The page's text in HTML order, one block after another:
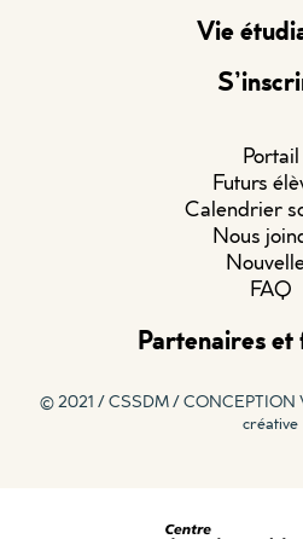
Vie
Portail
Futurs
Calendrier
Nous
FAQ
Partenaires et
© 2021 / CSSDM /CONCEPTION
créative